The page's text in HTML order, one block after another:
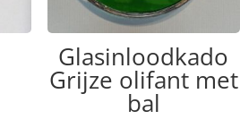
Glasinloodkado
Grijze olifant met
bal